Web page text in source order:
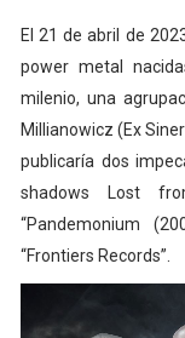
El 21 de abril de
power metal
milenio, una
Millianowicz (Ex
publicaría dos
shadows Lost
“Pandemonium
“Frontiers Records”.